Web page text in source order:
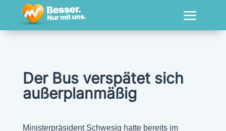
Der Bus verspätet sich
außerplanmäßig
Ministerpräsident Schwesig hatte bereits im